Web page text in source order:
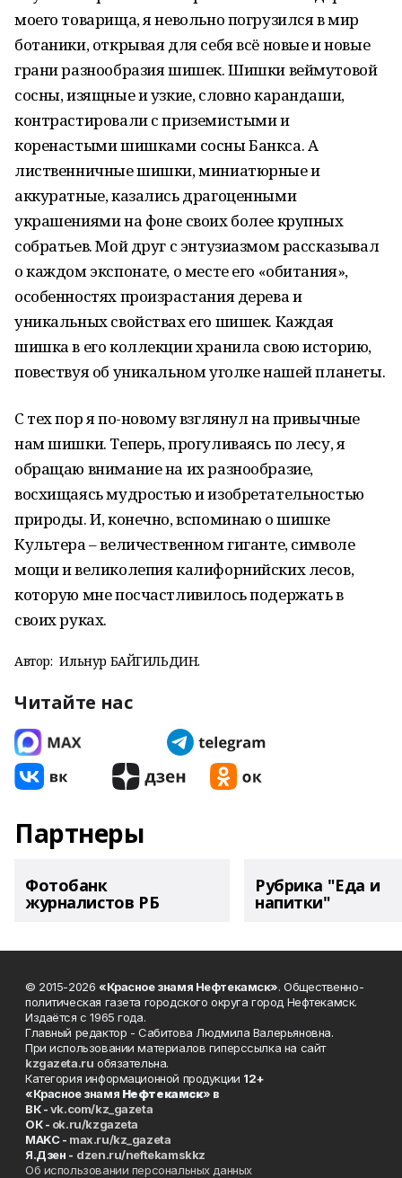
моего товарища, я невольно погрузился в мир
ботаники, открывая для себя всё новые и новые
грани разнообразия шишек. Шишки веймутовой
сосны, изящные и узкие, словно карандаши,
контрастировали с приземистыми и
коренастыми шишками сосны Банкса. А
лиственничные шишки, миниатюрные и
аккуратные, казались драгоценными
украшениями на фоне своих более крупных
собратьев. Мой друг с энтузиазмом рассказывал
о каждом экспонате, о месте его «обитания»,
особенностях произрастания дерева и
уникальных свойствах его шишек. Каждая
шишка в его коллекции хранила свою историю,
повествуя об уникальном уголке нашей планеты.
С тех пор я по-новому взглянул на привычные
нам шишки. Теперь, прогуливаясь по лесу, я
обращаю внимание на их разнообразие,
восхищаясь мудростью и изобретательностью
природы. И, конечно, вспоминаю о шишке
Культера – величественном гиганте, символе
мощи и великолепия калифорнийских лесов,
которую мне посчастливилось подержать в
своих руках.
Автор: Ильнур БАЙГИЛЬДИН.
Читайте нас
Партнеры
Фотобанк
журналистов РБ
Рубрика "Еда и
напитки"
© 2015-2026 «Красное знамя Нефтекамск». Общественно-
политическая газета городского округа город Нефтекамск.
Издаётся с 1965 года.
Главный редактор - Сабитова Людмила Валерьяновна.
При использовании материалов гиперссылка на сайт
kzgazeta.ru обязательна.
Категория информационной продукции 12+
«Красное знамя Нефтекамск» в
ВК -vk.com/kz_gazeta
ОК - ok.ru/kzgazeta
MAKC - max.ru/kz_gazeta
Я.Дзен - dzen.ru/neftekamskkz
Об использовании персональных данных